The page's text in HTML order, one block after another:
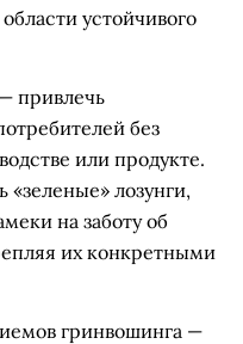
устойчивого
привлечь
без
или продукте.
«зеленые» лозунги,
на заботу об
их конкретными
гринвошинга —